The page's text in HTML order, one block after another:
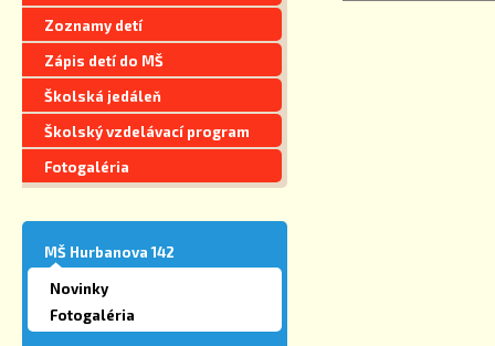
Zoznamy detí
Zápis detí do MŠ
Školská jedáleň
Školský vzdelávací program
Fotogaléria
MŠ Hurbanova 142
Novinky
Fotogaléria